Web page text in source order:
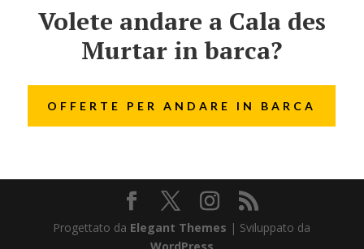
Volete andare a Cala des
Murtar in barca?
OFFERTE PER ANDARE IN BARCA
Progettato da Elegant Themes | Sviluppato da